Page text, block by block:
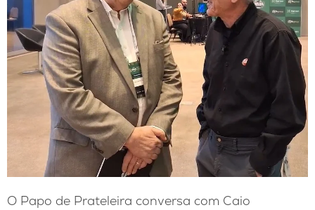
O Papo de Prateleira conversa com Caio